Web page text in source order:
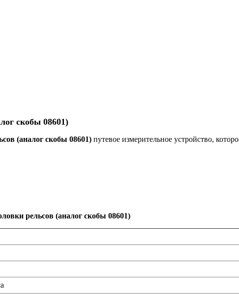
скобы 08601)
(аналог скобы 08601) путевое измерительное устройство,
рельсов (аналог скобы 08601)